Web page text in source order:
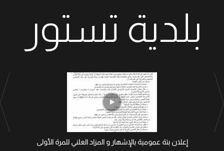
بلدية تستور
إعلان بتة عمومية بالإشهار و المزاد العلني للمرة الأولى